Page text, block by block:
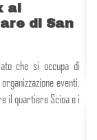
al
di San
che si occupa di
eventi,
il quartiere Scioa e i